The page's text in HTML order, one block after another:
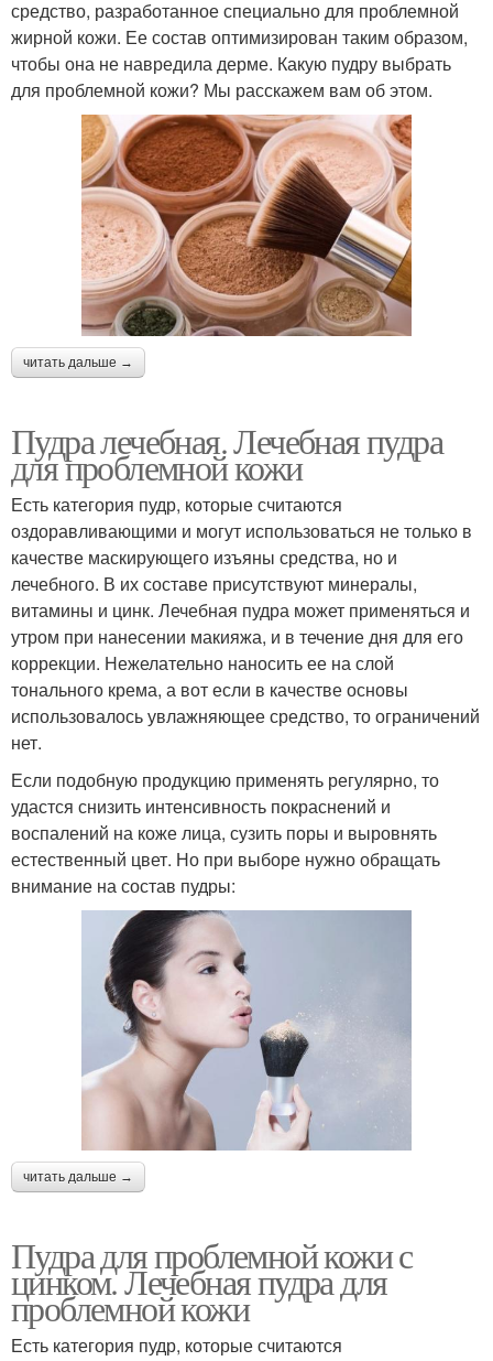
средство, разработанное специально для проблемной
жирной кожи. Ее состав оптимизирован таким образом,
чтобы она не навредила дерме. Какую пудру выбрать
для проблемной кожи? Мы расскажем вам об этом.
читать дальше →
Пудра лечебная. Лечебная пудра
для проблемной кожи
Есть категория пудр, которые считаются
оздоравливающими и могут использоваться не только в
качестве маскирующего изъяны средства, но и
лечебного. В их составе присутствуют минералы,
витамины и цинк. Лечебная пудра может применяться и
утром при нанесении макияжа, и в течение дня для его
коррекции. Нежелательно наносить ее на слой
тонального крема, а вот если в качестве основы
использовалось увлажняющее средство, то ограничений
нет.
Если подобную продукцию применять регулярно, то
удастся снизить интенсивность покраснений и
воспалений на коже лица, сузить поры и выровнять
естественный цвет. Но при выборе нужно обращать
внимание на состав пудры:
читать дальше →
Пудра для проблемной кожи с
цинком. Лечебная пудра для
проблемной кожи
Есть категория пудр, которые считаются